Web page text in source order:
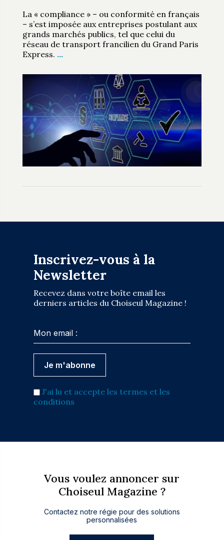
La « compliance » – ou conformité en français
– s’est imposée aux entreprises postulant aux
grands marchés publics, tel que celui du
réseau de transport francilien du Grand Paris
Express. …
Inscrivez-vous à la
Newsletter
Recevez dans votre boîte email les
derniers articles du Choiseul Magazine !
J'ai lu et accepte les termes et les
conditions
Vous voulez annoncer sur
Choiseul Magazine ?
Contactez notre régie pour des solutions
personnalisées